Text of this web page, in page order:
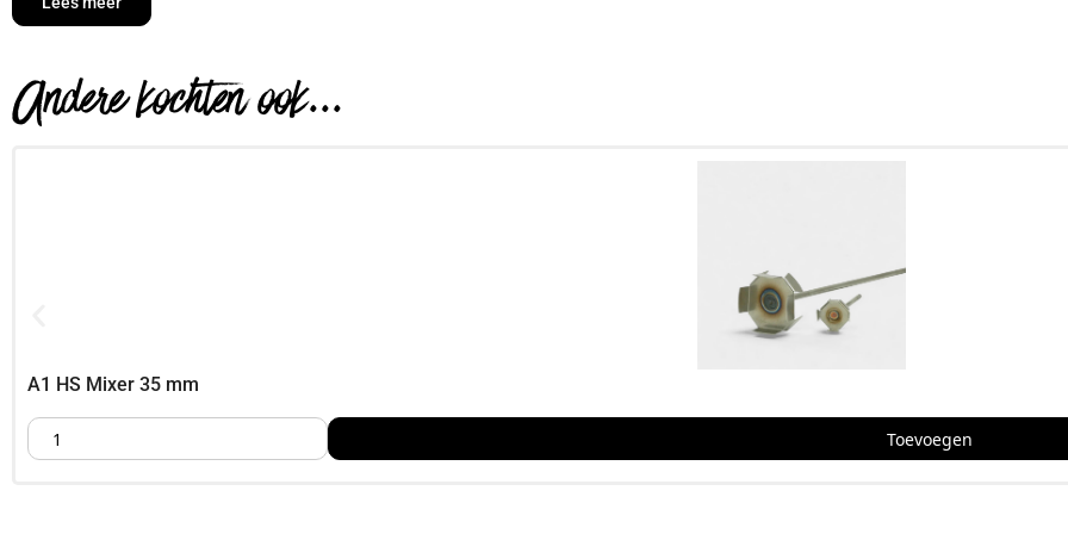
kunnen worden. Hierdoor is deze variant bijzonder geschikt voor kunstenaars, decorbouwers en makers die gericht werken
Correcte verwerking binnen het A1-systeem
Om kleurverschillen te minimaliseren adviseren wij om binnen één project met dezelfde batch pigment te werken. Bij grotere
Houd er rekening mee dat het in de praktijk vrijwel onmogelijk is om 100% kleuridentieke resultaten te garanderen. Kleine
mengmomenten, wisselende droogomstandigheden of verschillen in laagdikte.
Kenmerken en eigenschappen
Andere kochten ook...
A1 HS Mixer 35 mm
Toevoegen